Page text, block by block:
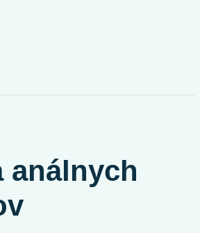
análnych